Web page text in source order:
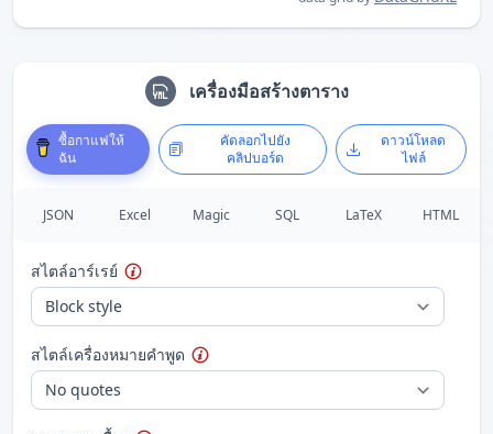
เครื่องมือสร้างตาราง
ซื้อกาแฟให้
ฉัน
คัดลอกไปยัง
คลิปบอร์ด
ดาวน์โหลด
ไฟล์
JSON Excel Magic SQL LaTeX HTML
สไตล์อาร์เรย์
สไตล์เครื่องหมายคำพูด